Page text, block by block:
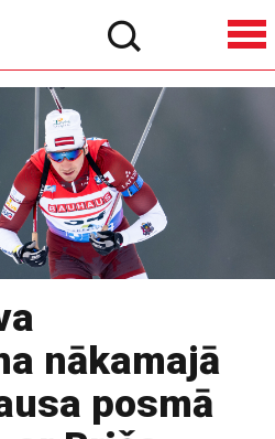
nākamajā
posmā